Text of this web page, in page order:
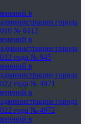
в
города
№ 6112
в
города
года № 945
в
города
года № 4971
в
города
года № 4972
в